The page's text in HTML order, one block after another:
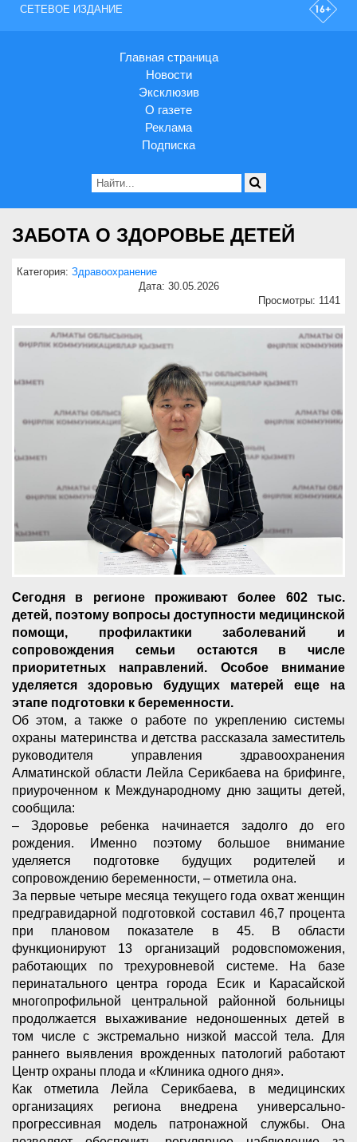
СЕТЕВОЕ ИЗДАНИЕ
Главная страница
Новости
Эксклюзив
О газете
Реклама
Подписка
ЗАБОТА О ЗДОРОВЬЕ ДЕТЕЙ
Категория: Здравоохранение
Дата: 30.05.2026
Просмотры: 1141
Сегодня в регионе проживают более 602 тыс.
детей, поэтому вопросы доступности медицинской
помощи, профилактики заболеваний и
сопровождения семьи остаются в числе
приоритетных направлений. Особое внимание
уделяется здоровью будущих матерей еще на
этапе подготовки к беременности.
Об этом, а также о работе по укреплению системы
охраны материнства и детства рассказала заместитель
руководителя управления здравоохранения
Алматинской области Лейла Серикбаева на брифинге,
приуроченном к Международному дню защиты детей,
сообщила:
– Здоровье ребенка начинается задолго до его
рождения. Именно поэтому большое внимание
уделяется подготовке будущих родителей и
сопровождению беременности, – отметила она.
За первые четыре месяца текущего года охват женщин
предгравидарной подготовкой составил 46,7 процента
при плановом показателе в 45. В области
функционируют 13 организаций родовспоможения,
работающих по трехуровневой системе. На базе
перинатального центра города Есик и Карасайской
многопрофильной центральной районной больницы
продолжается выхаживание недоношенных детей в
том числе с экстремально низкой массой тела. Для
раннего выявления врожденных патологий работают
Центр охраны плода и «Клиника одного дня».
Как отметила Лейла Серикбаева, в медицинских
организациях региона внедрена универсально-
прогрессивная модель патронажной службы. Она